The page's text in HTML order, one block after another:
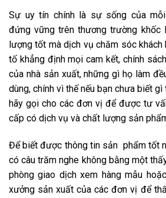
Sự uy tín chính là sự sống của mỗi
đứng vững trên thương trường khốc
lượng tốt mà dịch vụ chăm sóc khách
tố khẳng định mọi cam kết, chính
của nhà sản xuất, những gì họ làm
dùng, chính vì thế nếu bạn chưa biết
hãy gọi cho các đơn vị để được tư
cấp có dịch vụ và chất lượng sản
Để biết được thông tin sản phẩm tốt
có câu trăm nghe không bằng một
phòng giao dịch xem hàng mẫu
xưởng sản xuất của các đơn vị để